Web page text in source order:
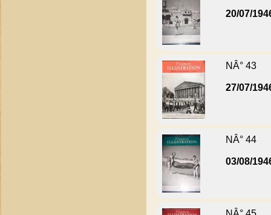
20/07/
NÂ° 43
27/07/
NÂ° 44
03/08/